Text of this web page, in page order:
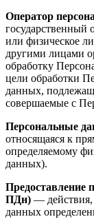
Оператор
государственный
или физическое
другими лицами
обработку
цели обработки
данных,
совершаемые с
Персональные
относящаяся к
определяемому
данных).
Предоставление
ПДн) — действия,
данных